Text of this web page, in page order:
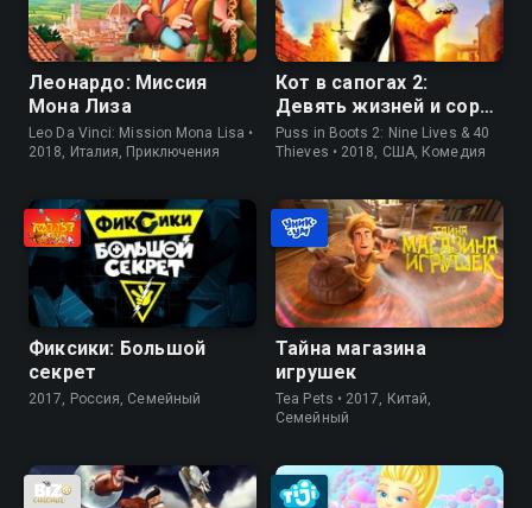
Леонардо: Миссия
Мона Лиза
Leo Da Vinci: Mission Mona Lisa •
2018, Италия, Приключения
Кот в сапогах 2:
Девять жизней и сорок
разбойников
Puss in Boots 2: Nine Lives & 40
Thieves • 2018, США, Комедия
Фиксики: Большой
секрет
2017, Россия, Семейный
Тайна магазина
игрушек
Tea Pets • 2017, Китай,
Семейный